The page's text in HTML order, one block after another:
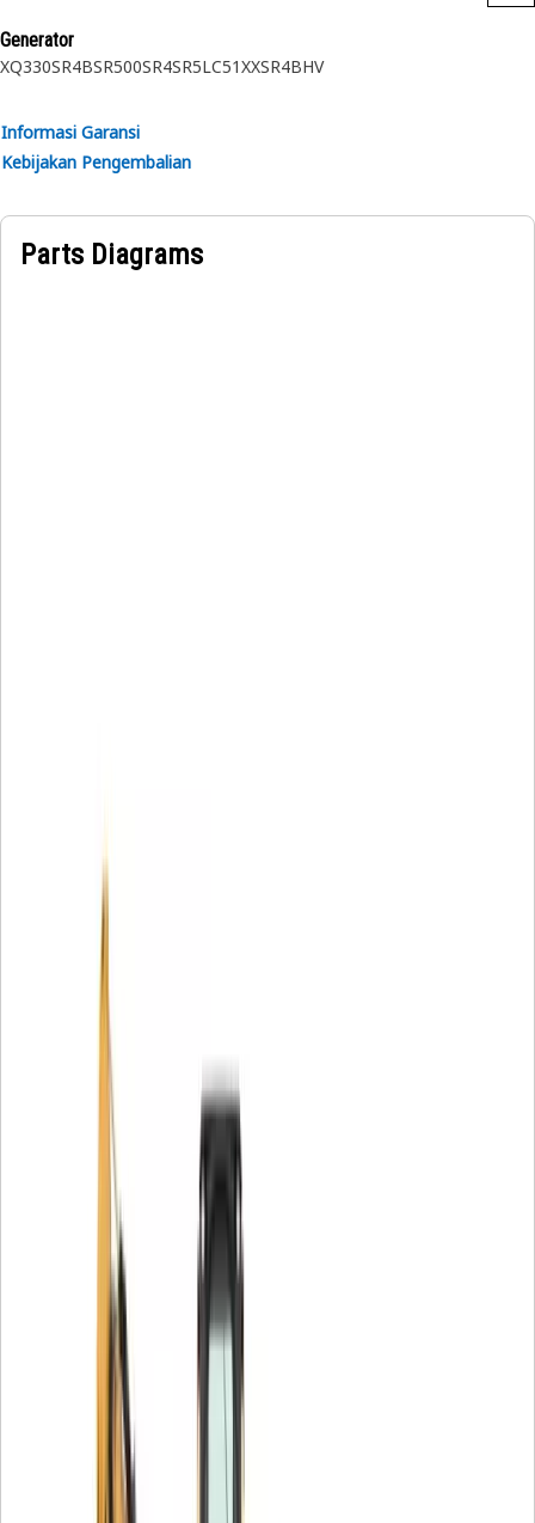
Generator
XQ330SR4BSR500SR4SR5LC51XXSR4BHV
Informasi Garansi
Kebijakan Pengembalian
Parts Diagrams